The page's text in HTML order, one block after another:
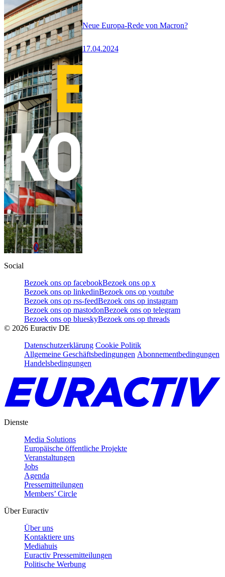
Neue Europa-Rede von Macron?
17.04.2024
Social
Bezoek ons op facebookBezoek ons op x
Bezoek ons op linkedinBezoek ons op youtube
Bezoek ons op rss-feedBezoek ons op instagram
Bezoek ons op mastodonBezoek ons op telegram
Bezoek ons op blueskyBezoek ons op threads
© 2026 Euractiv DE
Datenschutzerklärung Cookie Politik
Allgemeine Geschäftsbedingungen Abonnementbedingungen
Handelsbedingungen
Dienste
Media Solutions
Europäische öffentliche Projekte
Veranstaltungen
Jobs
Agenda
Pressemitteilungen
Members’ Circle
Über Euractiv
Über uns
Kontaktiere uns
Mediahuis
Euractiv Pressemitteilungen
Politische Werbung